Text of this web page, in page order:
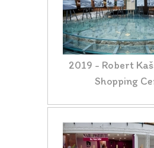
2019 - Robert
Shopping